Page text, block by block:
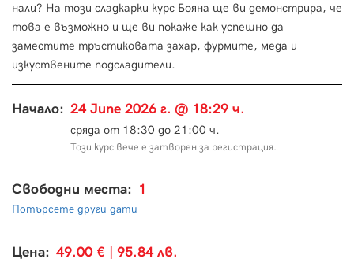
нали? На този сладкарки курс Бояна ще ви демонстрира, че
това е възможно и ще ви покаже как успешно да
заместите тръстиковата захар, фурмите, меда и
изкуствените подсладители.
Начало: 24 June 2026 г. @ 18:29 ч.
сряда от 18:30 до 21:00 ч.
Този курс вече е затворен за регистрация.
Свободни места: 1
Потърсете други дати
Цена: 49.00 € | 95.84 лв.